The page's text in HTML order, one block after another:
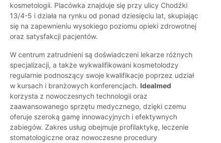
kosmetologii. Placówka znajduje się przy ulicy Chodźki
13/4-5 i działa na rynku od ponad dziesięciu lat, skupiając
się na zapewnieniu wysokiego poziomu opieki zdrowotnej
oraz satysfakcji pacjentów.
W centrum zatrudnieni są doświadczeni lekarze różnych
specjalizacji, a także wykwalifikowani kosmetolodzy
regularnie podnoszący swoje kwalifikacje poprzez udział
w kursach i branżowych konferencjach. Idealmed
korzysta z nowoczesnych technologii oraz
zaawansowanego sprzętu medycznego, dzięki czemu
oferuje szeroką gamę innowacyjnych i efektywnych
zabiegów. Zakres usług obejmuje profilaktykę, leczenie
stomatologiczne oraz nowoczesne procedury